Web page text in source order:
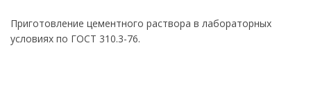
Приготовление цементного раствора в лабораторных
условиях по ГОСТ 310.3-76.